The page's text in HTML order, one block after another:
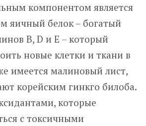
компонентом является
яичный белок – богатый
В, D и Е – который
новые клетки и ткани в
имеется малиновый лист,
корейским гинкго билоба.
которые
с токсичными